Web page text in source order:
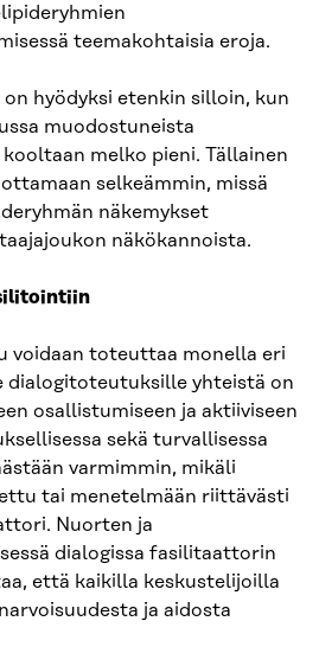
teemakohtaisia eroja.
hyödyksi etenkin silloin, kun
muodostuneista
melko pieni. Tällainen
selkeämmin, missä
näkemykset
näkökannoista.
voidaan toteuttaa monella eri
dialogitoteutuksille yhteistä on
osallistumiseen ja aktiiviseen
sekä turvallisessa
varmimmin, mikäli
tai menetelmään riittävästi
Nuorten ja
dialogissa fasilitaattorin
että kaikilla keskustelijoilla
ja aidosta